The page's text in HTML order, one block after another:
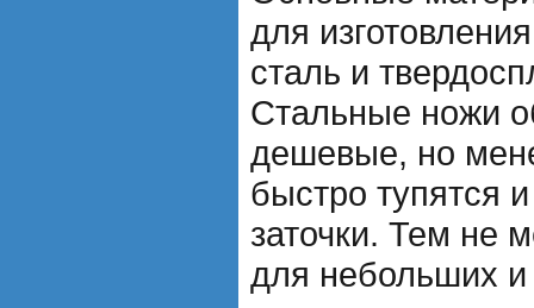
для
сталь и
Стальные ножи
дешевые, но
быстро тупятся
заточки. Тем не
для небольших